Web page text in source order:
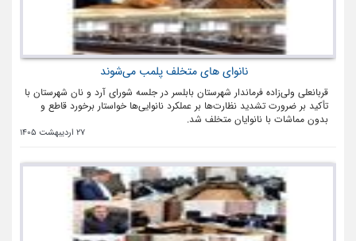
نانوای های متخلف پلمب می‌شوند
قربانعلی ولی‌زاده فرماندار شهرستان بابلسر در جلسه شورای آرد و نان شهرستان با
تأکید بر ضرورت تشدید نظارت‌ها بر عملکرد نانوایی‌ها خواستار برخورد قاطع و
بدون مماشات با نانوایان متخلف شد.
27 اردیبهشت 1405